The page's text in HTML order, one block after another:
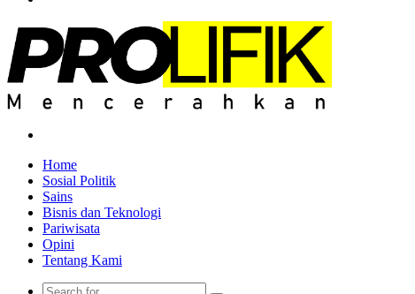
Home
Sosial Politik
Sains
Bisnis dan Teknologi
Pariwisata
Opini
Tentang Kami